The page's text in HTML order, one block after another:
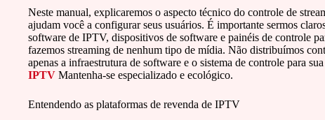
Neste manual, explicaremos o aspecto técnico do controle de
ajudam você a configurar seus usuários. É importante sermos
software de IPTV, dispositivos de software e painéis de controle
fazemos streaming de nenhum tipo de mídia. Não distribuímos
apenas a infraestrutura de software e o sistema de controle para
IPTV Mantenha-se especializado e ecológico.
Entendendo as plataformas de revenda de IPTV